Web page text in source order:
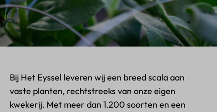
Bij Het Eyssel leveren wij een breed scala aan
vaste planten, rechtstreeks van onze eigen
kwekerij. Met meer dan 1.200 soorten en een